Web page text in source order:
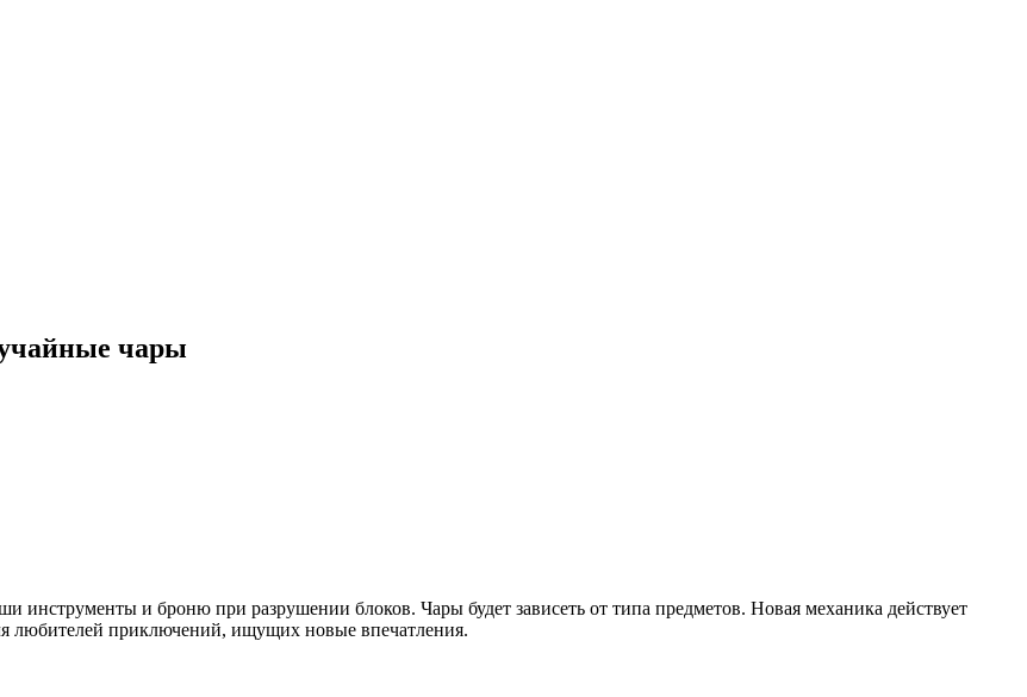
чары
инструменты и броню при разрушении блоков. Чары будет зависеть от типа предметов. Новая механика действует
любителей приключений, ищущих новые впечатления.